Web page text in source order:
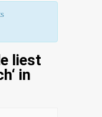
liest
in